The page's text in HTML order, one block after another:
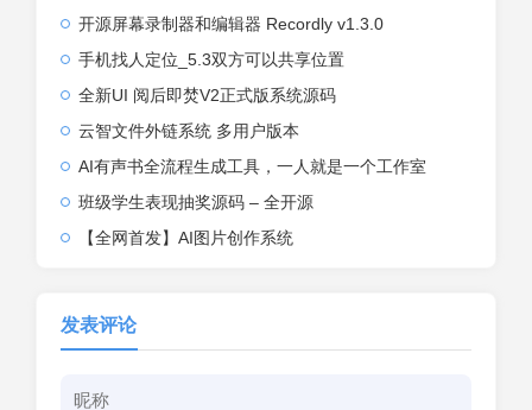
开源屏幕录制器和编辑器 Recordly v1.3.0
手机找人定位_5.3双方可以共享位置
全新UI 阅后即焚V2正式版系统源码
云智文件外链系统 多用户版本
AI有声书全流程生成工具，一人就是一个工作室
班级学生表现抽奖源码 – 全开源
【全网首发】AI图片创作系统
发表评论